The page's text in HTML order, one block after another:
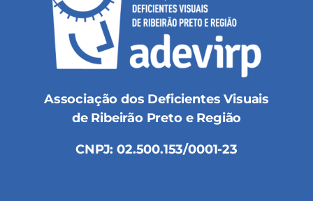
Associação dos Deficientes Visuais
de Ribeirão Preto e Região
CNPJ: 02.500.153/0001-23